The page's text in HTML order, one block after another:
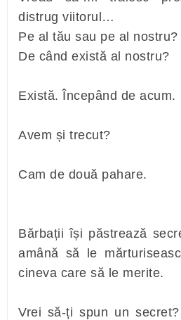
distrug viitorul…
Pe al tău sau pe al nostru?
De când există al nostru?
Există. Începând de acum.
Avem și trecut?
Cam de două pahare.
Bărbații își păstrează
amână să le
cineva care să le merite.
Vrei să-ți spun un